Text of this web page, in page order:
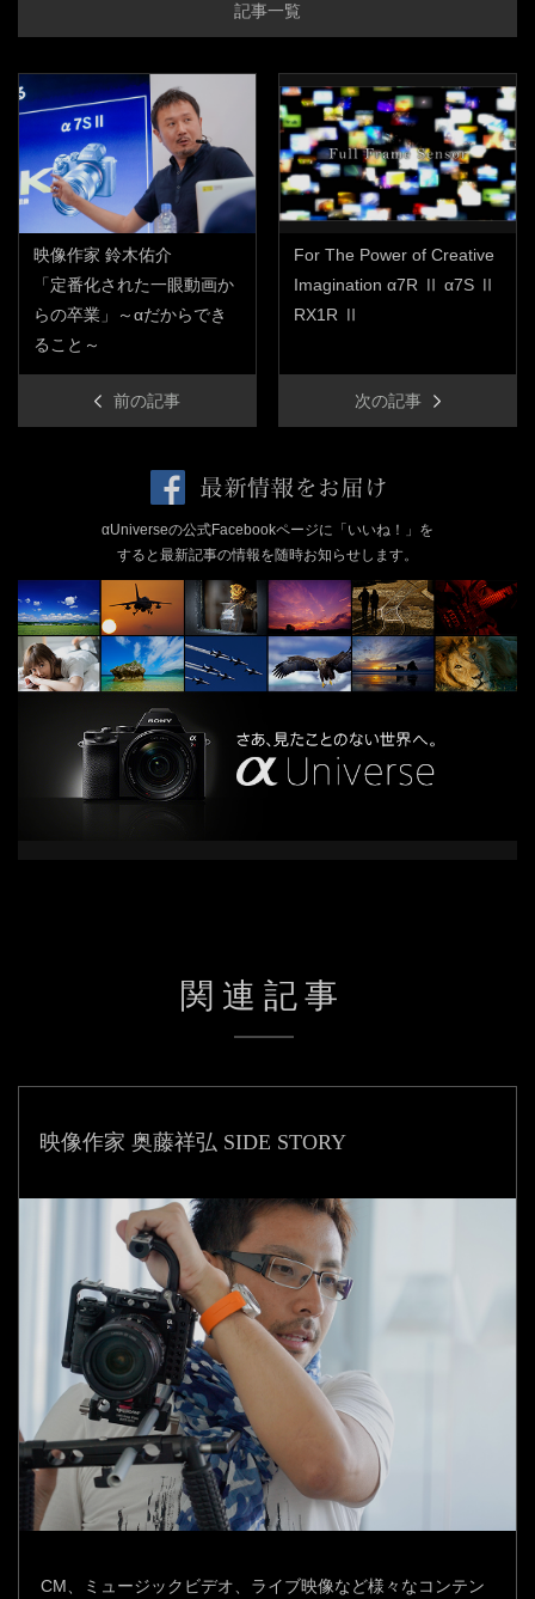
記事一覧
映像作家 鈴木佑介
「定番化された一眼動画か
らの卒業」～αだからでき
ること～
前の記事
For The Power of Creative
Imagination α7R Ⅱ α7S Ⅱ
RX1R Ⅱ
次の記事
αUniverseの公式Facebookページに「いいね！」を
すると 最新記事の情報を随時お知らせします。
関連記事
映像作家 奥藤祥弘 SIDE STORY
CM、ミュージックビデオ、ライブ映像など様々なコンテン